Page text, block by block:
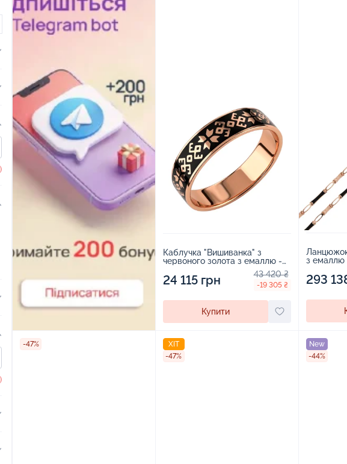
Каблучка "Вишиванка" з
червоного золота з емаллю -
24 115 грн 43 420 ₴
-19 305 ₴
Купити
з емаллю
293
-47%
ХІТ
-47%
New
-44%